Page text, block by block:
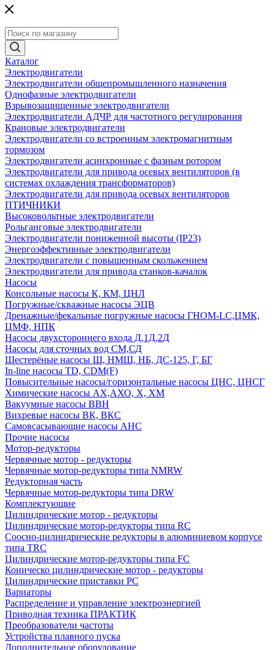
Каталог
Электродвигатели
Электродвигатели общепромышленного назначения
Однофазные электродвигатели
Взрывозащищенные электродвигатели
Электродвигатели АДЧР для частотного регулирования
Крановые электродвигатели
Электродвигатели со встроенным электромагнитным
тормозом
Электродвигатели асинхронные с фазным ротором
Электродвигатели для привода осевых вентиляторов (в
системах охлаждения трансформаторов)
Электродвигатели для привода осевых вентиляторов
ПТИЧНИКИ
Высоковольтные электродвигатели
Рольганговые электродвигатели
Электродвигатели пониженной высоты (IP23)
Энергоэффективные электродвигатели
Электродвигатели с повышенным скольжением
Электродвигатели для привода станков-качалок
Насосы
Консольные насосы К, КМ, ЦНЛ
Погружные/скважные насосы ЭЦВ
Дренажные/фекальные погружные насосы ГНОМ-LC,ЦМК,
ЦМФ, НПК
Насосы двухстороннего входа Д,1Д,2Д
Насосы для сточных вод СМ,СД
Шестерёные насосы Ш, НМШ, НБ, ДС-125, Г, БГ
In-line насосы TD, CDM(F)
Повысительные насосы/горизонтальные насосы ЦНС, ЦНСГ
Химические насосы АХ,АХО, Х, ХМ
Вакуумные насосы ВВН
Вихревые насосы ВК, ВКС
Самовсасывающие насосы АНС
Прочие насосы
Мотор-редукторы
Червячные мотор - редукторы
Червячные мотор-редукторы типа NMRW
Редукторная часть
Червячные мотор-редукторы типа DRW
Комплектующие
Цилиндрические мотор - редукторы
Цилиндрические мотор-редукторы типа RC
Соосно-цилиндрические редукторы в алюминиевом корпусе
типа TRC
Цилиндрические мотор-редукторы типа FC
Коническо цилиндрические мотор - редукторы
Цилиндрические приставки PC
Вариаторы
Распределение и управление электроэнергией
Приводная техника ПРАКТИК
Преобразователи частоты
Устройства плавного пуска
Дополнительное оборудование